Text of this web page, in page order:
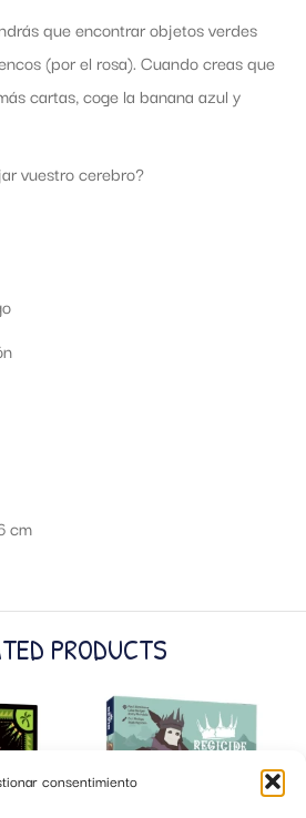
consentimiento
que encontrar objetos verdes
(por el rosa). Cuando creas que
cartas, coge la banana azul y
vuestro cerebro?
cm
PRODUCTS